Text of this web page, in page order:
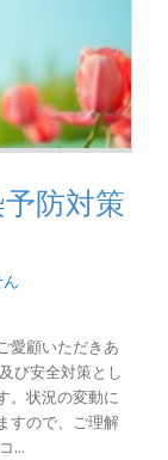
防対策
愛顧いただきあ
び安全対策とし
。状況の変動に
すので、ご理解
...